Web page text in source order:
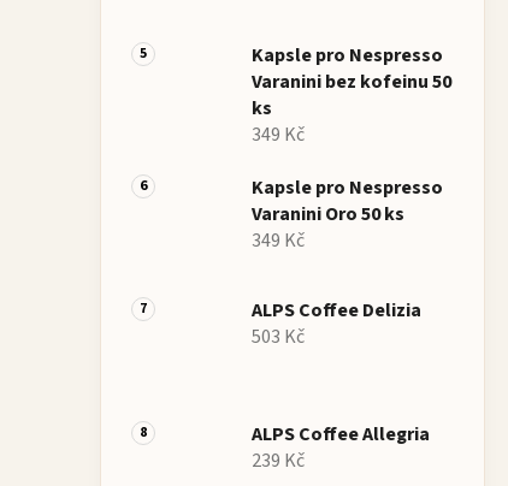
Kapsle pro Nespresso
Varanini bez kofeinu 50
ks
349 Kč
Kapsle pro Nespresso
Varanini Oro 50 ks
349 Kč
ALPS Coffee Delizia
503 Kč
ALPS Coffee Allegria
239 Kč